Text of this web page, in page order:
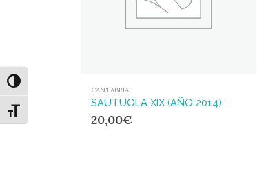
Alternar alto contraste
Alternar tamaño de letra
CANTABRIA
SAUTUOLA XIX (AÑO 2014)
20,00€